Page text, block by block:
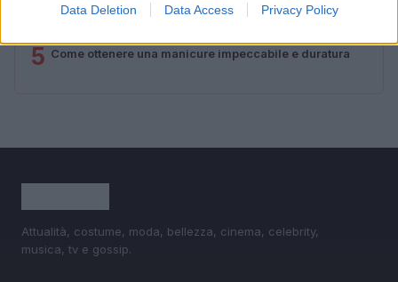
Data Deletion Data Access Privacy Policy
Come valorizzare la zona giorno attraverso una scelta
consapevole dell’arredamento
5 Come ottenere una manicure impeccabile e duratura
Attualità, costume, moda, bellezza, cinema, celebrity,
musica, tv e gossip.